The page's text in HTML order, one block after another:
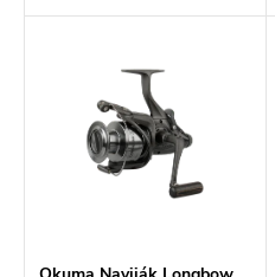
velmi trendy kosmetice